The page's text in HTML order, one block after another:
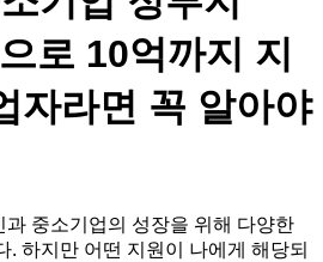
로 10억까지 지
자라면 꼭 알아야
중소기업의 성장을 위해 다양한
. 하지만 어떤 지원이 나에게 해당되